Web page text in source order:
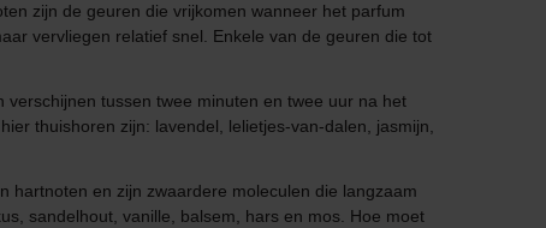
zijn de geuren die vrijkomen wanneer het parfum
vervliegen relatief snel. Enkele van de geuren die tot
tussen twee minuten en twee uur na het
thuishoren zijn: lavendel, lelietjes-van-dalen, jasmijn,
hartnoten en zijn zwaardere moleculen die langzaam
sandelhout, vanille, balsem, hars en mos. Hoe moet